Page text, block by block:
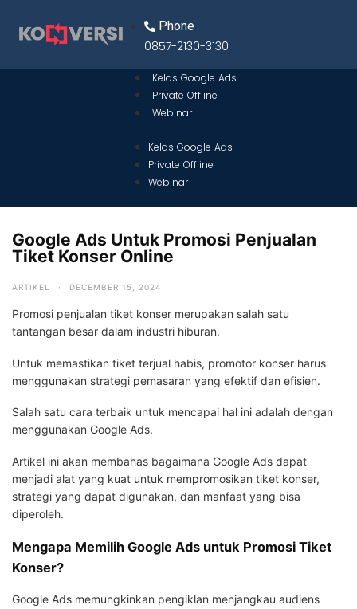
Phone
0857-2130-3130
Kelas Google Ads
Private Offline
Webinar
Kelas Google Ads
Private Offline
Webinar
Google Ads Untuk Promosi Penjualan
Tiket Konser Online
ARTIKEL · DECEMBER 15, 2024
Promosi penjualan tiket konser merupakan salah satu
tantangan besar dalam industri hiburan.
Untuk memastikan tiket terjual habis, promotor konser harus
menggunakan strategi pemasaran yang efektif dan efisien.
Salah satu cara terbaik untuk mencapai hal ini adalah dengan
menggunakan Google Ads.
Artikel ini akan membahas bagaimana Google Ads dapat
menjadi alat yang kuat untuk mempromosikan tiket konser,
strategi yang dapat digunakan, dan manfaat yang bisa
diperoleh.
Mengapa Memilih Google Ads untuk Promosi Tiket
Konser?
Google Ads memungkinkan pengiklan menjangkau audiens